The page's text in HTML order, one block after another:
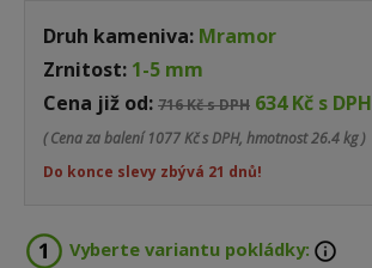
Druh kameniva: Mramor
Zrnitost: 1-5 mm
Cena již od: 716 Kč s DPH 634 Kč s DPH
( Cena za balení 1077 Kč s DPH, hmotnost 26.4 kg )
Do konce slevy zbývá 21 dnů!
Vyberte variantu pokládky: